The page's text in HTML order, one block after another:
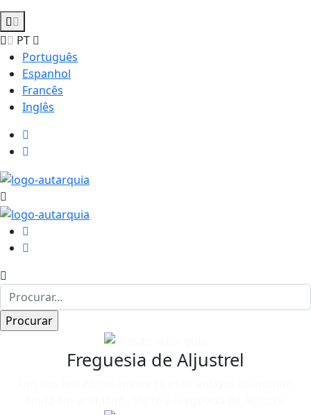
PT
Português
Espanhol
Francês
Inglês
Freguesia de Aljustrel